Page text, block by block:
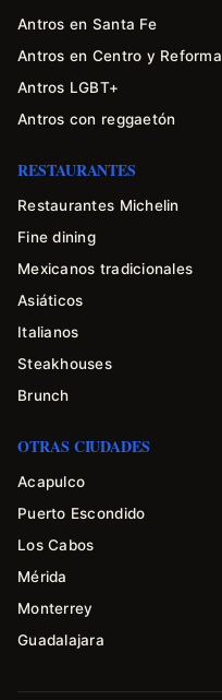
Antros en Santa Fe
Antros en Centro y Reforma
Antros LGBT+
Antros con reggaetón
RESTAURANTES
Restaurantes Michelin
Fine dining
Mexicanos tradicionales
Asiáticos
Italianos
Steakhouses
Brunch
OTRAS CIUDADES
Acapulco
Puerto Escondido
Los Cabos
Mérida
Monterrey
Guadalajara